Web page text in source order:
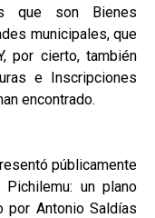
que son Bienes
municipales, que
por cierto, también
e Inscripciones
encontrado.
públicamente
un plano
por Antonio Saldías